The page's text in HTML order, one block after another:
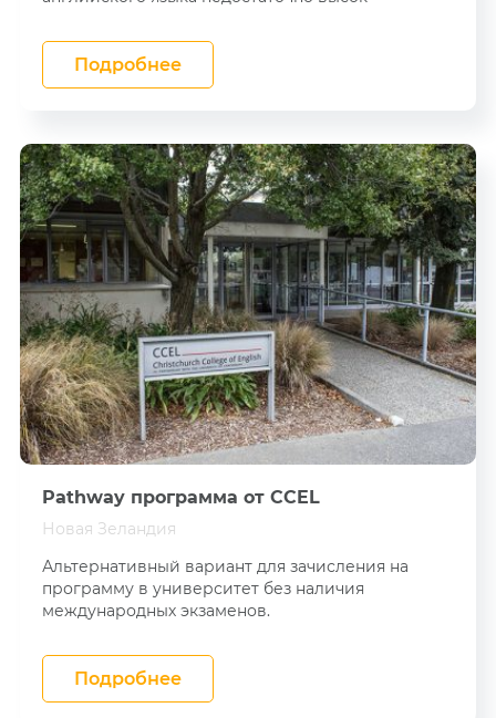
аудиопроизводство
Спорт
Инженерия
Ветеринария
Обучение
Бьюти
Kiwi English Academy
AUT University
IPU
Western Institute Of
Technology (WITT)
North Tec
ICL Group
International College
of Auckland
Worldwide School
Massey University
Подробнее
Pathway программа от CCEL
Новая Зеландия
Альтернативный вариант для зачисления на
программу в университет без наличия
международных экзаменов.
Подробнее